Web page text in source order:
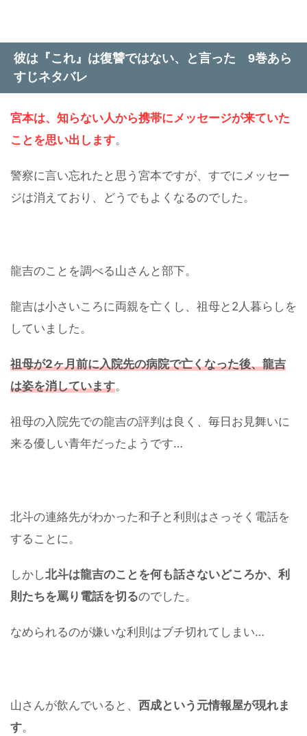
彼は『これ』は復讐ではない、と言った 9巻あら
すじネタバレ
宮本は、知らない人から携帯にメッセージが来ていた
ことを思い出します。
警察に言い忘れたと思う宮本ですが、すでにメッセー
ジは消えており、どうでもよくなるのでした。
龍吉のことを調べる山さんと部下。
龍吉は小さいころに両親を亡くし、祖母と2人暮らしを
していました。
祖母が2ヶ月前に入院先の病院で亡くなった後、龍吉
は姿を消しています。
祖母の入院先での龍吉の評判は良く、毎日お見舞いに
来る優しい青年だったようです…
北斗の連絡先がわかった和子と利則はさっそく電話を
することに。
しかし北斗は龍吉のことを何も話さないどころか、利
則たちを罵り電話を切るのでした。
なめられるのが嫌いな利則はブチ切れてしまい…
山さんが飲んでいると、 西成という元情報屋が現れま
す。